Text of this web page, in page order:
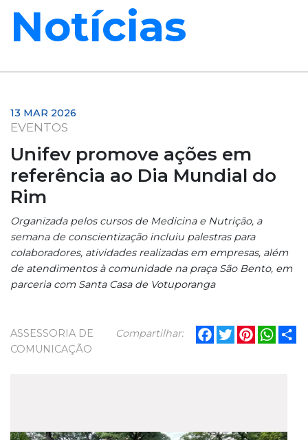
Notícias
13 MAR 2026
EVENTOS
Unifev promove ações em
referência ao Dia Mundial do
Rim
Organizada pelos cursos de Medicina e Nutrição, a
semana de conscientização incluiu palestras para
colaboradores, atividades realizadas em empresas, além
de atendimentos à comunidade na praça São Bento, em
parceria com Santa Casa de Votuporanga
Compartilhar: Facebook
TwitterPinterest
ASSESSORIA DE
COMUNICAÇÃO